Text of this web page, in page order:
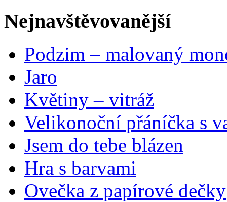
Nejnavštěvovanější
Podzim – malovaný
Jaro
Květiny – vitráž
Velikonoční přáníčka s
Jsem do tebe blázen
Hra s barvami
Ovečka z papírové dečky